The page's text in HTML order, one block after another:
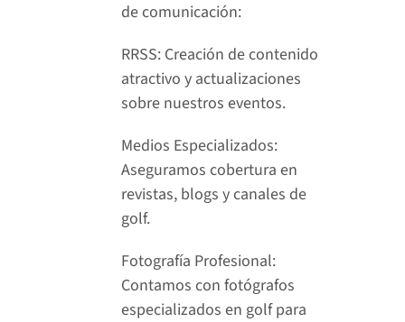
de comunicación:
RRSS: Creación de contenido
atractivo y actualizaciones
sobre nuestros eventos.
Medios Especializados:
Aseguramos cobertura en
revistas, blogs y canales de
golf.
Fotografía Profesional:
Contamos con fotógrafos
especializados en golf para